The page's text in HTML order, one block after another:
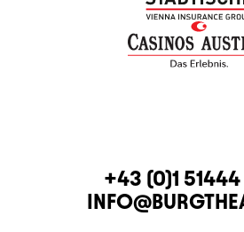
KONTAKTTELEFON
+43 (0)1
E-MAIL